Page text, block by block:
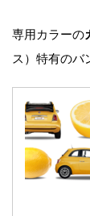
専用カラーの
ス）特有のバ